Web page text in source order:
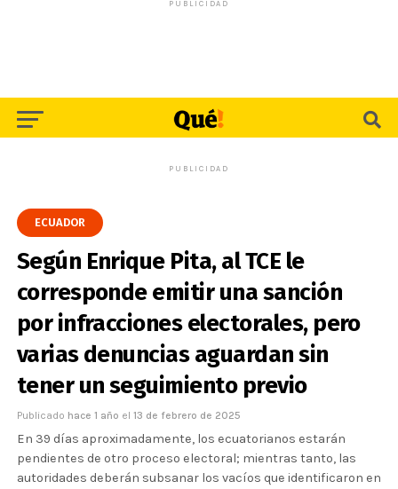
PUBLICIDAD
PUBLICIDAD
ECUADOR
Según Enrique Pita, al TCE le
corresponde emitir una sanción
por infracciones electorales, pero
varias denuncias aguardan sin
tener un seguimiento previo
Publicado hace 1 año el 13 de febrero de 2025
En 39 días aproximadamente, los ecuatorianos estarán
pendientes de otro proceso electoral; mientras tanto, las
autoridades deberán subsanar los vacíos que identificaron en